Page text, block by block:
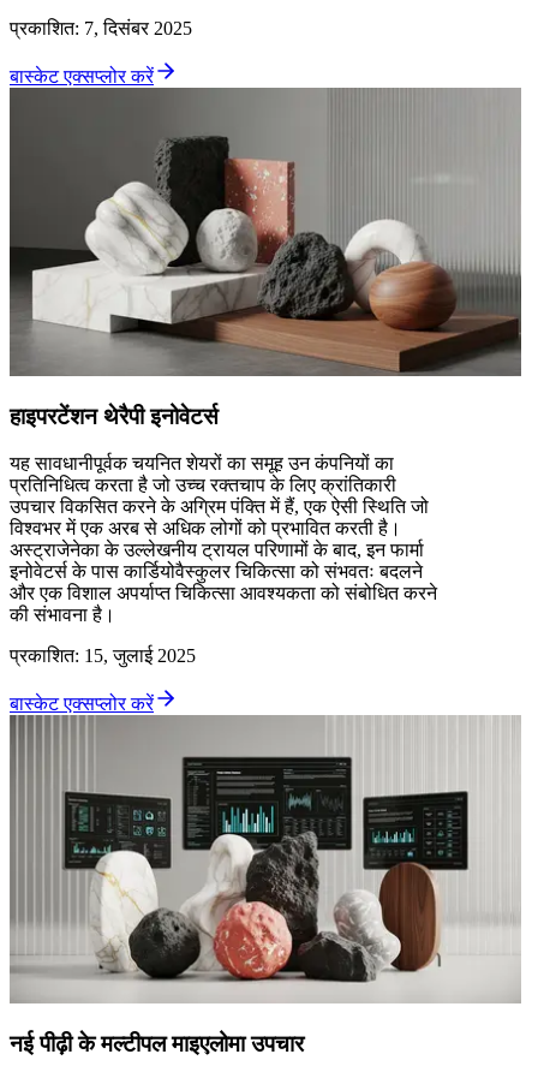
प्रकाशित: 7, दिसंबर 2025
बास्केट एक्सप्लोर करें
हाइपरटेंशन थेरैपी इनोवेटर्स
यह सावधानीपूर्वक चयनित शेयरों का समूह उन कंपनियों का
प्रतिनिधित्व करता है जो उच्च रक्तचाप के लिए क्रांतिकारी
उपचार विकसित करने के अग्रिम पंक्ति में हैं, एक ऐसी स्थिति जो
विश्वभर में एक अरब से अधिक लोगों को प्रभावित करती है।
अस्ट्राजेनेका के उल्लेखनीय ट्रायल परिणामों के बाद, इन फार्मा
इनोवेटर्स के पास कार्डियोवैस्कुलर चिकित्सा को संभवतः बदलने
और एक विशाल अपर्याप्त चिकित्सा आवश्यकता को संबोधित करने
की संभावना है।
प्रकाशित: 15, जुलाई 2025
बास्केट एक्सप्लोर करें
नई पीढ़ी के मल्टीपल माइएलोमा उपचार